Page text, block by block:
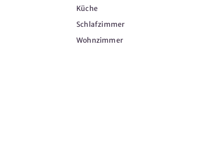
Küche
Schlafzimmer
Wohnzimmer